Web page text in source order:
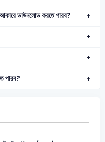
ডাউনলোড করতে পারব?
পারব?